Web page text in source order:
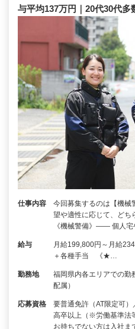
与平均137万円｜20代30代多
仕事内容
今回募集するのは【機械
望や適性に応じて、ど
《機械警備》―― 個人宅
給与
月給199,800円～月給
＋各種手当 《★…
勤務地
福岡県内各エリアでの
配属）
応募資格
要普通免許（AT限定可
高卒以上（※労働基準法
お持ちでない方は入社ま